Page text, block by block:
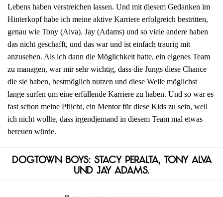
Lebens haben verstreichen lassen. Und mit diesem Gedanken im
Hinterkopf habe ich meine aktive Karriere erfolgreich bestritten,
genau wie Tony (Alva). Jay (Adams) und so viele andere haben
das nicht geschafft, und das war und ist einfach traurig mit
anzusehen. Als ich dann die Möglichkeit hatte, ein eigenes Team
zu managen, war mir sehr wichtig, dass die Jungs diese Chance
die sie haben, bestmöglich nutzen und diese Welle möglichst
lange surfen um eine erfüllende Karriere zu haben. Und so war es
fast schon meine Pflicht, ein Mentor für diese Kids zu sein, weil
ich nicht wollte, dass irgendjemand in diesem Team mal etwas
bereuen würde.
Dogtown Boys: Stacy Peralta, Tony Alva
und Jay Adams.